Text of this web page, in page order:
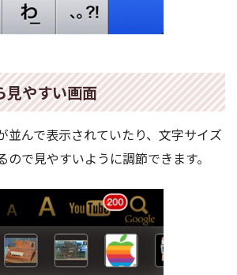
見やすい画面
並んで表示されていたり、文字サイズ
ので見やすいように調節できます。